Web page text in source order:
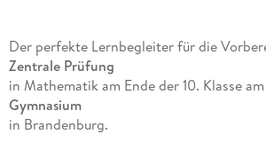
Der perfekte Lernbegleiter für die
Zentrale Prüfung
in Mathematik am Ende der 10. Klasse am
Gymnasium
in Brandenburg.